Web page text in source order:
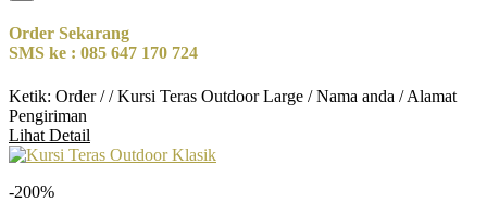
Order Sekarang
SMS ke : 085 647 170 724
Ketik: Order / / Kursi Teras Outdoor Large / Nama anda / Alamat
Pengiriman
Lihat Detail
-200%